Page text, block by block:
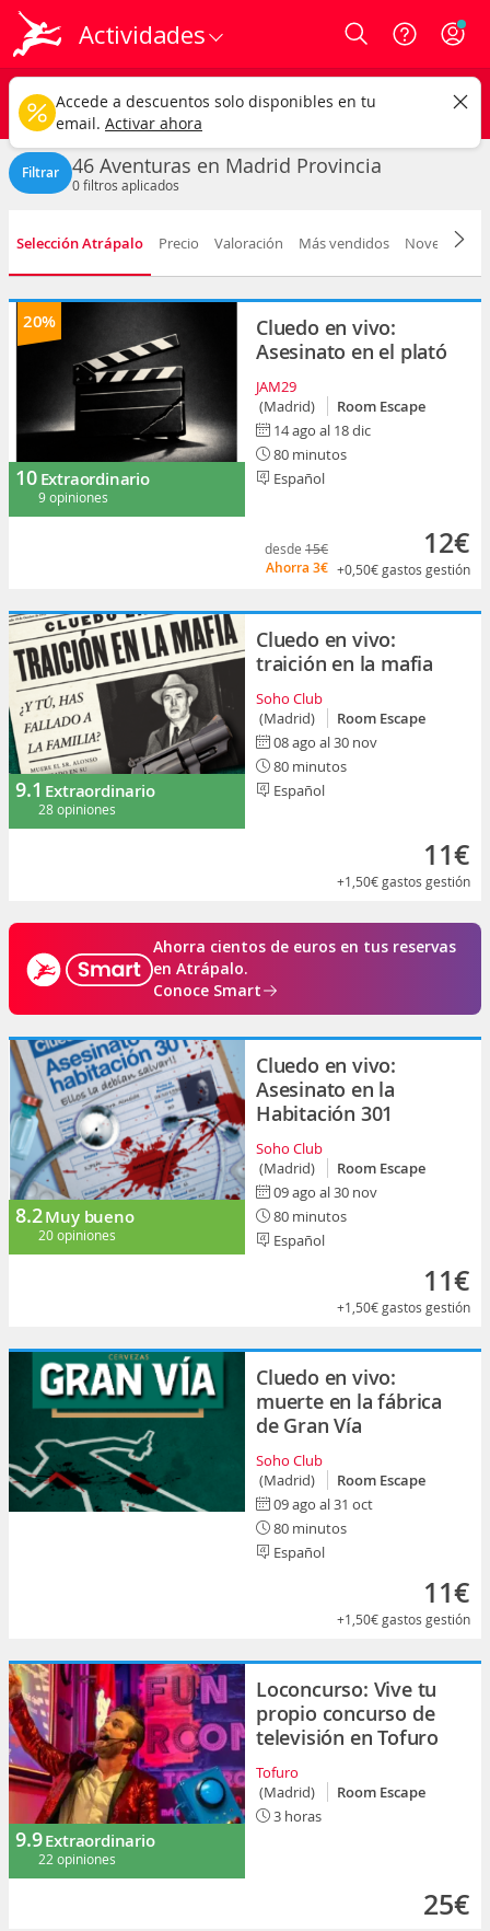
Actividades Login
Madrid provincia
Aventuras Cualquier fecha
CAMBIAR
Filtrar 46 Aventuras en Madrid Provincia
0filtros aplicados
Selección Atrápalo Precio Valoración Más vendidos Novedad
20%
10 Extraordinario
9 opiniones
Cluedo en vivo:
Asesinato en el plató
JAM29
(Madrid)
Room Escape
14 ago al 18 dic
80 minutos
Español
desde 15€
Ahorra 3€
12€
+0,50€gastos gestión
9.1 Extraordinario
28 opiniones
Cluedo en vivo:
traición en la mafia
Soho Club
(Madrid)
Room Escape
08 ago al 30 nov
80 minutos
Español
11€
+1,50€gastos gestión
Ahorra cientos de euros en tus reservas
en Atrápalo.
Conoce Smart
8.2Muy bueno
20 opiniones
Cluedo en vivo:
Asesinato en la
Habitación 301
Soho Club
(Madrid)
Room Escape
09 ago al 30 nov
80 minutos
Español
11€
+1,50€gastos gestión
Cluedo en vivo:
muerte en la fábrica
de Gran Vía
Soho Club
(Madrid)
Room Escape
09 ago al 31 oct
80 minutos
Español
11€
+1,50€gastos gestión
9.9Extraordinario
22 opiniones
Loconcurso: Vive tu
propio concurso de
televisión en Tofuro
Tofuro
(Madrid)
Room Escape
3 horas
25€
Accede a descuentos solo disponibles en tu
email. Activar ahora